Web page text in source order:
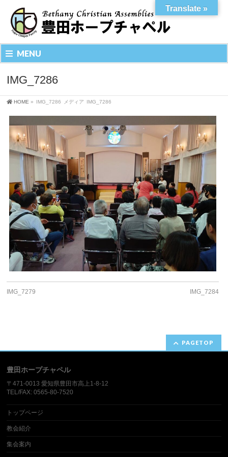
MENU
IMG_7286
HOME » IMG_7286 メディア IMG_7286
IMG_7279 IMG_7284
PAGETOP
豊田ホープチャペル
〒471-0013 愛知県豊田市高上1-8-12​
TEL/FAX: 0565-80-7520
トップページ
教会紹介
集会案内
Translate »